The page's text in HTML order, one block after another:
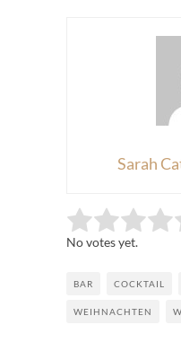
Sarah
Rate this item:
No votes yet.
BAR COCKTAIL
WEIHNACHTEN